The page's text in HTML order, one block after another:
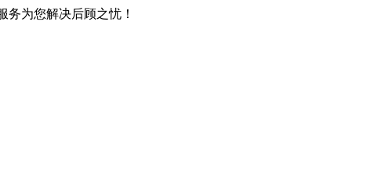
完善的售后服务为您解决后顾之忧！